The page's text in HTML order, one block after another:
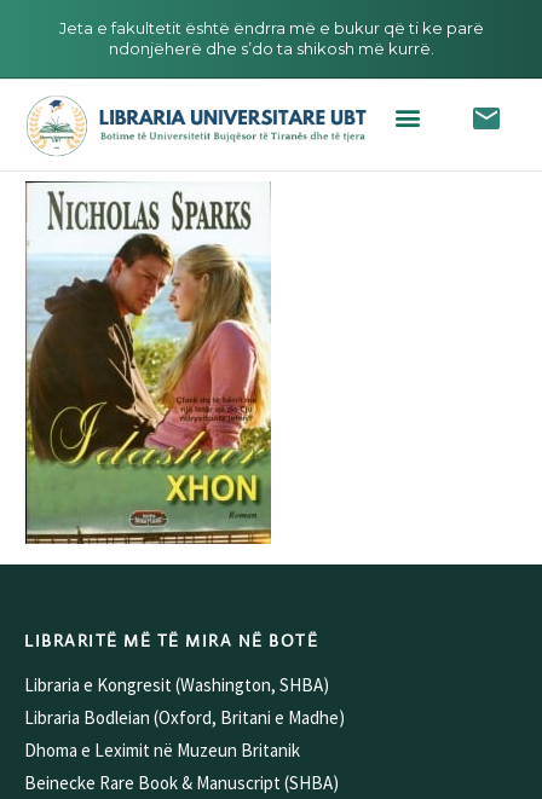
Jeta e fakultetit është ëndrra më e bukur që ti ke parë
ndonjëherë dhe s’do ta shikosh më kurrë.
LIBRARITË MË TË MIRA NË BOTË
Libraria e Kongresit (Washington, SHBA)
Libraria Bodleian (Oxford, Britani e Madhe)
Dhoma e Leximit në Muzeun Britanik
Beinecke Rare Book & Manuscript (SHBA)